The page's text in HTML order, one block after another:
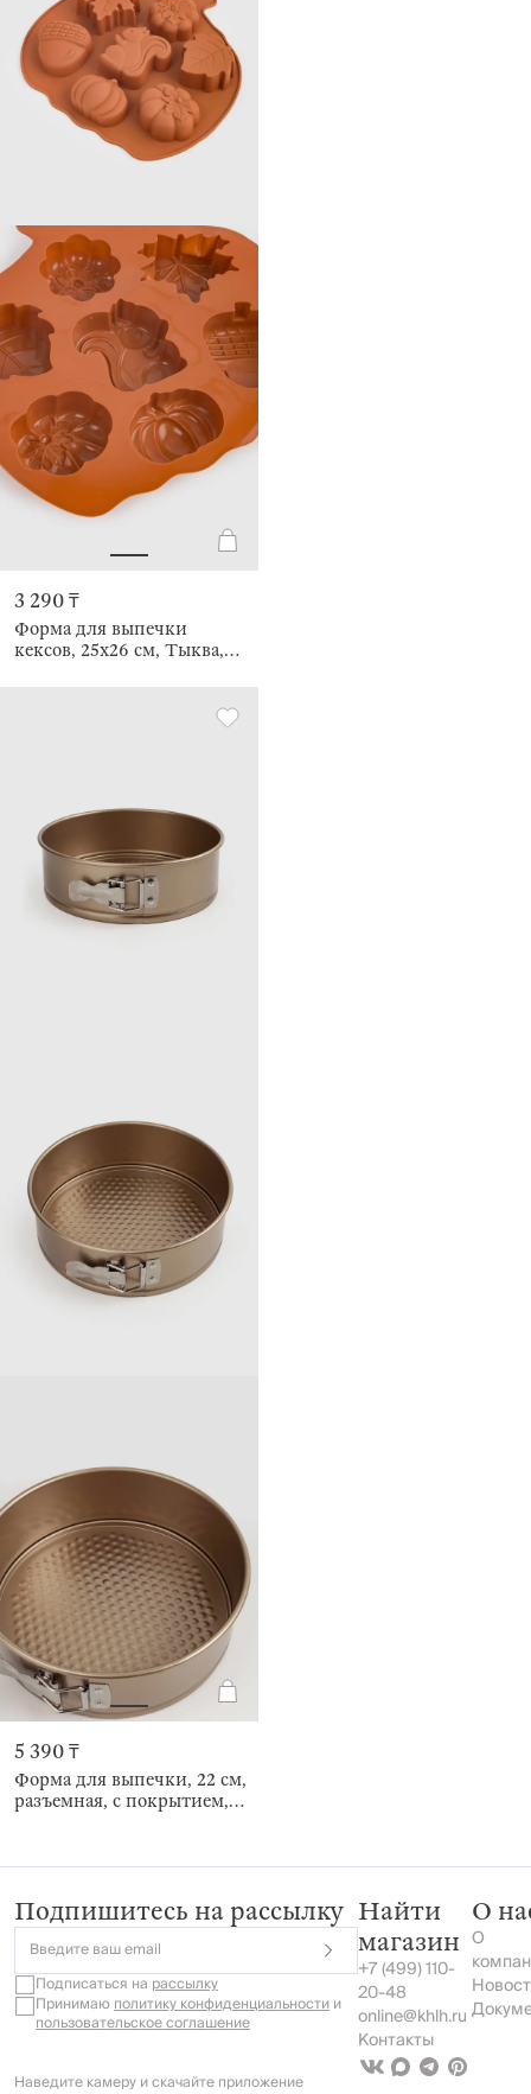
3 290 ₸
Форма для выпечки
кексов, 25х26 см, Тыква,
5 390 ₸
Форма для выпечки, 22 см,
разъемная, с покрытием,
Подпишитесь на рассылку
Введите ваш email
Подписаться на рассылку
Принимаюполитику конфиденциальностии
пользовательское соглашение
Наведите камеру и скачайте приложение
Найти
магазин
+7 (499) 110-
20-48
online@khlh.ru
Контакты
О
О